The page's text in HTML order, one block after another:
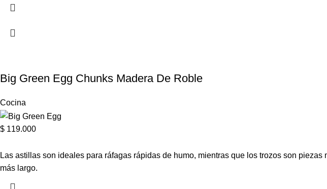
Big Green Egg Chunks Madera De Roble
Cocina
$ 119.000
Las astillas son ideales para ráfagas rápidas de humo, mientras que los trozos son
más largo.